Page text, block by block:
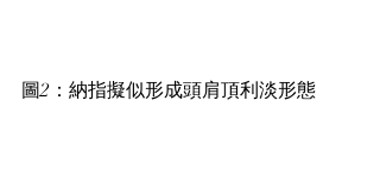
圖2：納指擬似形成頭肩頂利淡形態